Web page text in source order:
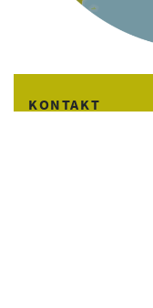
KONTAKT